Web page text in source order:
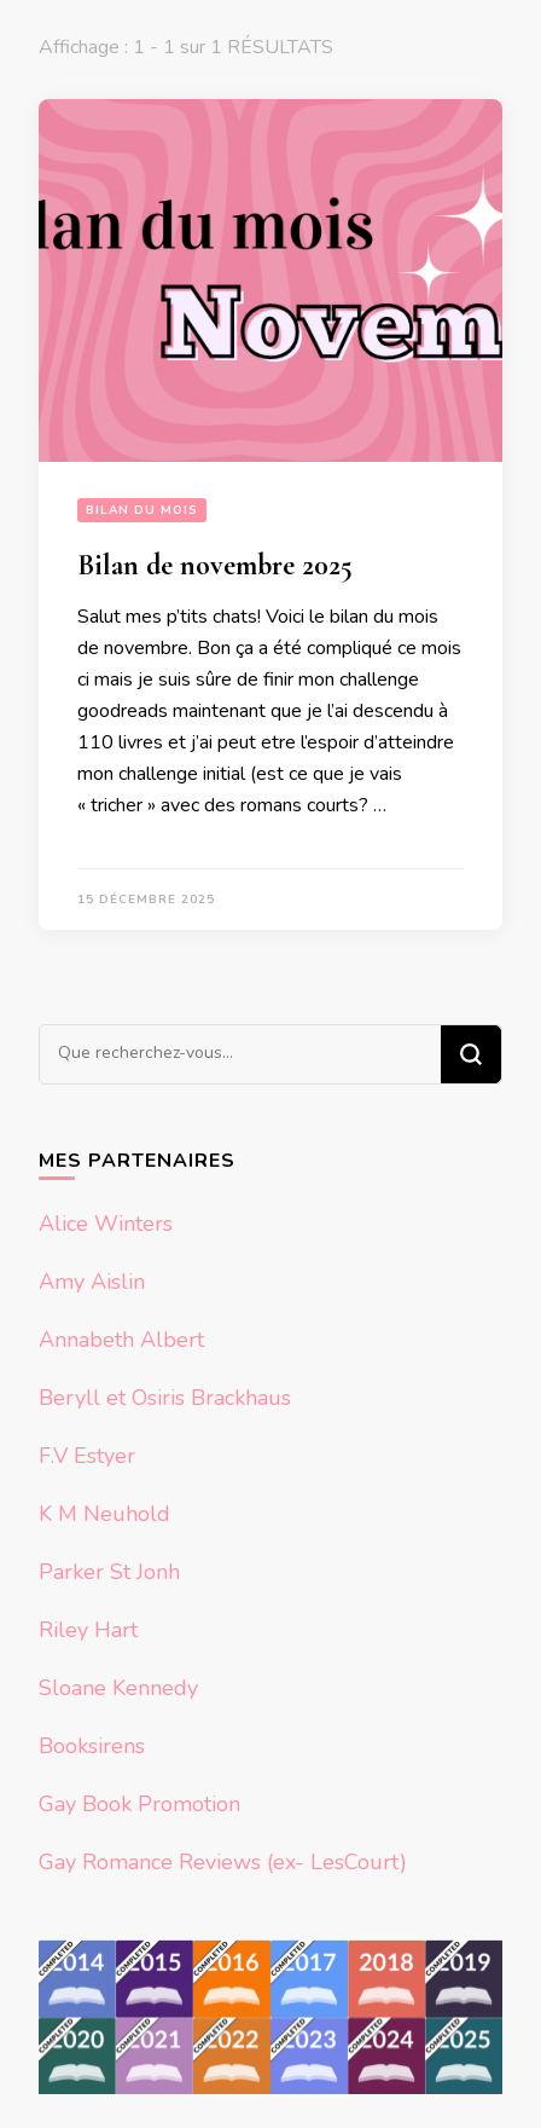
Affichage : 1 - 1 sur 1 RÉSULTATS
BILAN DU MOIS
Bilan de novembre 2025
Salut mes p’tits chats! Voici le bilan du mois
de novembre. Bon ça a été compliqué ce mois
ci mais je suis sûre de finir mon challenge
goodreads maintenant que je l’ai descendu à
110 livres et j’ai peut etre l’espoir d’atteindre
mon challenge initial (est ce que je vais
« tricher » avec des romans courts? …
15 DÉCEMBRE 2025
Vous
MES PARTENAIRES
Alice Winters
Amy Aislin
Annabeth Albert
Beryll et Osiris Brackhaus
F.V Estyer
K M Neuhold
Parker St Jonh
Riley Hart
Sloane Kennedy
Booksirens
Gay Book Promotion
Gay Romance Reviews (ex- LesCourt)